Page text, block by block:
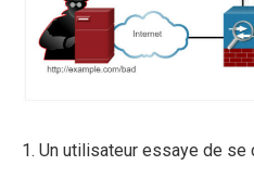
1. Un utilisateur essaye de se